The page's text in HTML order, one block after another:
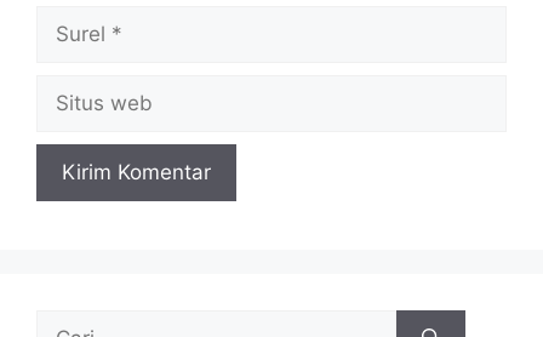
Surel
Situs
web
Cari